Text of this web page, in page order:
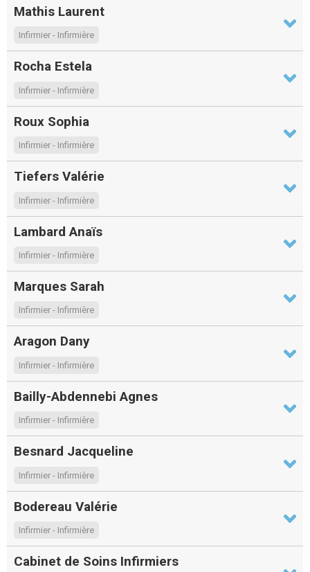
Mathis Laurent
Infirmier - Infirmière
Rocha Estela
Infirmier - Infirmière
Roux Sophia
Infirmier - Infirmière
Tiefers Valérie
Infirmier - Infirmière
Lambard Anaïs
Infirmier - Infirmière
Marques Sarah
Infirmier - Infirmière
Aragon Dany
Infirmier - Infirmière
Bailly-Abdennebi Agnes
Infirmier - Infirmière
Besnard Jacqueline
Infirmier - Infirmière
Bodereau Valérie
Infirmier - Infirmière
Cabinet de Soins Infirmiers